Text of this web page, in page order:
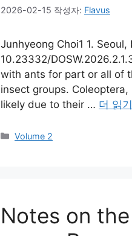
2026-02-15 작성자: Flavus
Junhyeong Choi1 1.
10.23332/
with ants for part or all of
insect groups.
likely due to their … 더 읽기
카
Volume 2
Notes on